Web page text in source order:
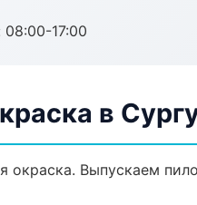
17:00
в
окраска. Выпускаем